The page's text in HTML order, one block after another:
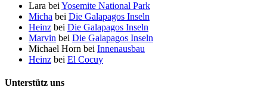
Lara bei Yosemite National Park
Micha bei Die Galapagos Inseln
Heinz bei Die Galapagos Inseln
Marvin bei Die Galapagos Inseln
Michael Horn bei Innenausbau
Heinz bei El Cocuy
Unterstütz uns